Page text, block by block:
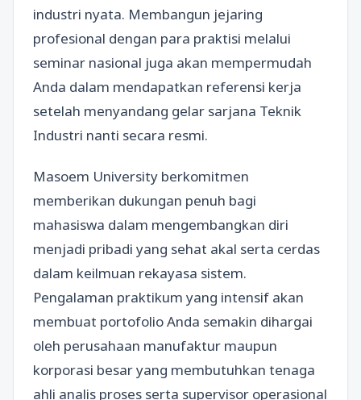
industri nyata. Membangun jejaring
profesional dengan para praktisi melalui
seminar nasional juga akan mempermudah
Anda dalam mendapatkan referensi kerja
setelah menyandang gelar sarjana Teknik
Industri nanti secara resmi.
Masoem University berkomitmen
memberikan dukungan penuh bagi
mahasiswa dalam mengembangkan diri
menjadi pribadi yang sehat akal serta cerdas
dalam keilmuan rekayasa sistem.
Pengalaman praktikum yang intensif akan
membuat portofolio Anda semakin dihargai
oleh perusahaan manufaktur maupun
korporasi besar yang membutuhkan tenaga
ahli analis proses serta supervisor operasional